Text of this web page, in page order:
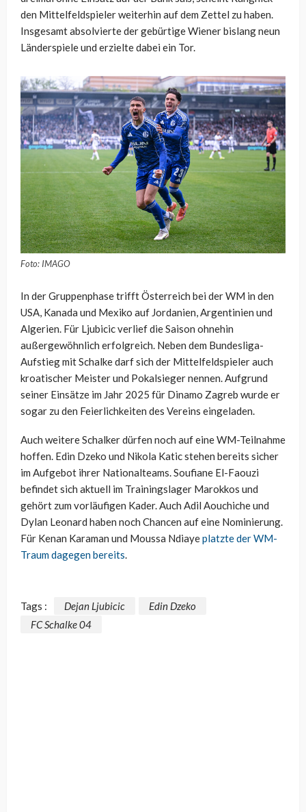
den Mittelfeldspieler weiterhin auf dem Zettel zu haben.
Insgesamt absolvierte der gebürtige Wiener bislang neun
Länderspiele und erzielte dabei ein Tor.
Foto: IMAGO
In der Gruppenphase trifft Österreich bei der WM in den
USA, Kanada und Mexiko auf Jordanien, Argentinien und
Algerien. Für Ljubicic verlief die Saison ohnehin
außergewöhnlich erfolgreich. Neben dem Bundesliga-
Aufstieg mit Schalke darf sich der Mittelfeldspieler auch
kroatischer Meister und Pokalsieger nennen. Aufgrund
seiner Einsätze im Jahr 2025 für Dinamo Zagreb wurde er
sogar zu den Feierlichkeiten des Vereins eingeladen.
Auch weitere Schalker dürfen noch auf eine WM-Teilnahme
hoffen. Edin Dzeko und Nikola Katic stehen bereits sicher
im Aufgebot ihrer Nationalteams. Soufiane El-Faouzi
befindet sich aktuell im Trainingslager Marokkos und
gehört zum vorläufigen Kader. Auch Adil Aouchiche und
Dylan Leonard haben noch Chancen auf eine Nominierung.
Für Kenan Karaman und Moussa Ndiayeplatzte der WM-
Traum dagegen bereits.
Tags : Dejan Ljubicic
Edin Dzeko
FC Schalke 04